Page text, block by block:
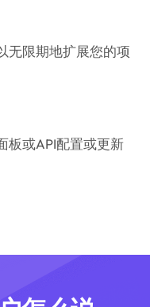
无限期地扩展您的项
板或API配置或更新